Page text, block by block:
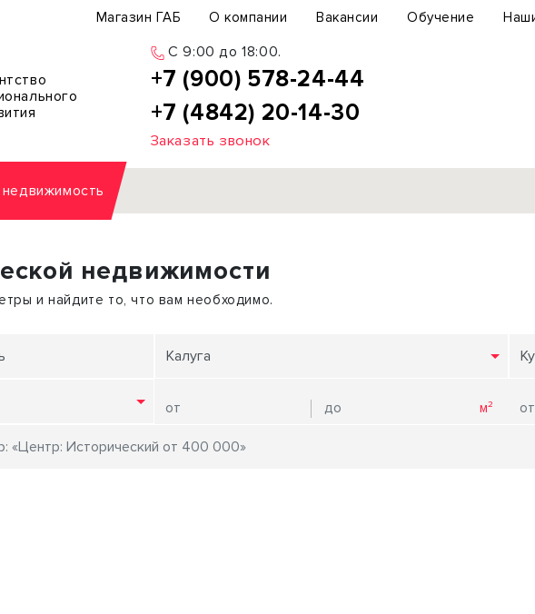
Магазин ГАБ О компании Вакансии Обучение
C 9:00 до 18:00.
+7 (900) 578-24-44
+7 (4842) 20-14-30
Заказать звонок
Земельный участок
Отдельное здание
Бизнес-центр
недвижимости
и найдите то, что вам необходимо.
Калуга